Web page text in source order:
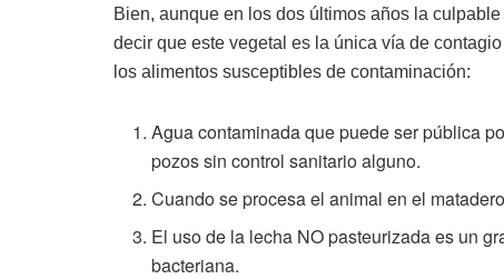
Bien, aunque en los dos últimos años la
decir que este vegetal es la única vía de
los alimentos susceptibles de contaminación:
Agua contaminada que puede ser pública
pozos sin control sanitario alguno.
Cuando se procesa el animal en el
El uso de la lecha NO pasteurizada es un
bacteriana.